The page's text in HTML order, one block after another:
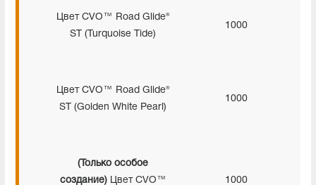
Цвет CVO™ Road Glide®
ST (Turquoise Tide)
1000
Цвет CVO™ Road Glide®
ST (Golden White Pearl)
1000
(Только особое
создание)Цвет CVO™
1000